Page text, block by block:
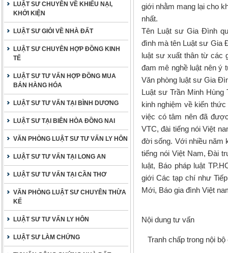
LUẬT SƯ CHUYÊN VỀ KHIẾU NẠI,
KHỞI KIỆN
LUẬT SƯ GIỎI VỀ NHÀ ĐẤT
LUẬT SƯ CHUYÊN HỢP ĐỒNG KINH
TẾ
LUẬT SƯ TƯ VẤN HỢP ĐỒNG MUA
BÁN HÀNG HÓA
LUẬT SƯ TƯ VẤN TẠI BÌNH DƯƠNG
LUẬT SƯ TẠI BIÊN HÒA ĐỒNG NAI
VĂN PHÒNG LUẬT SƯ TƯ VẤN LY HÔN
LUẬT SƯ TƯ VẤN TẠI LONG AN
LUẬT SƯ TƯ VẤN TẠI CẦN THƠ
VĂN PHÒNG LUẬT SƯ CHUYÊN THỪA
KẾ
LUẬT SƯ TƯ VẤN LY HÔN
LUẬT SƯ LÀM CHỨNG
giới nhằm mang lại cho
nhất.
Tên Luật sư Gia Đình
đình mà tên Luật sư Gia
luật sư xuất thân từ các
đam mê nghề luật nên ý
Văn phòng luật sư Gia
Luật sư Trần Minh
kinh nghiệm về kiến
việc có tâm nên đã
VTC, đài tiếng nói Việt
đời sống. Với nhiều năm
tiếng nói Việt Nam, Đài
luật, Báo pháp luật
giới Các tạp chí như
Mới, Báo gia đình Việt
Nội dung tư vấn
Tranh chấp trong nội bộ